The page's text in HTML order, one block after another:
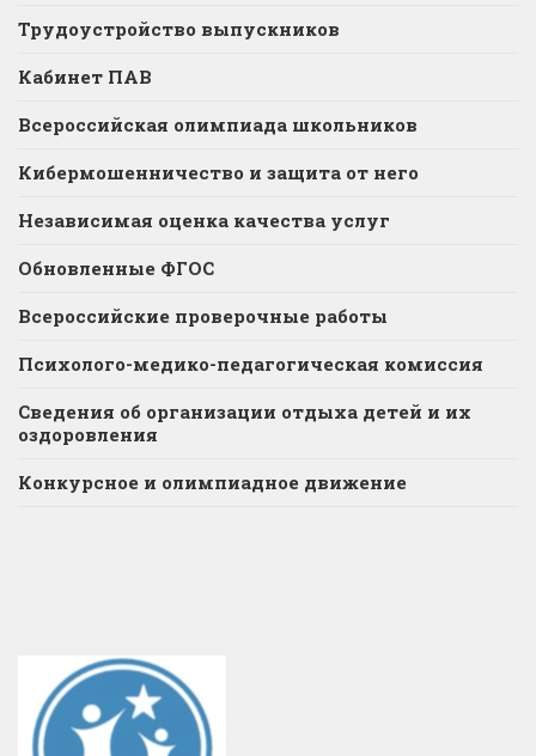
Трудоустройство выпускников
Кабинет ПАВ
Всероссийская олимпиада школьников
Кибермошенничество и защита от него
Независимая оценка качества услуг
Обновленные ФГОС
Всероссийские проверочные работы
Психолого-медико-педагогическая комиссия
Сведения об организации отдыха детей и их
оздоровления
Конкурсное и олимпиадное движение